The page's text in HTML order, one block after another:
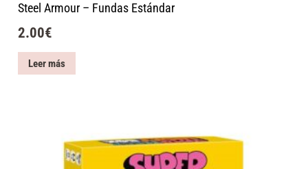
Steel Armour – Fundas Estándar
2.00€
Leer más